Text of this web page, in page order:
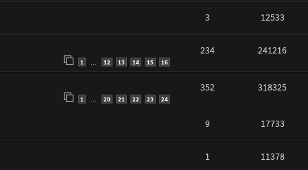
3 12533
1 12 13 14 15 16
234 241216
1 20 21 22 23 24
352 318325
9 17733
1 11378